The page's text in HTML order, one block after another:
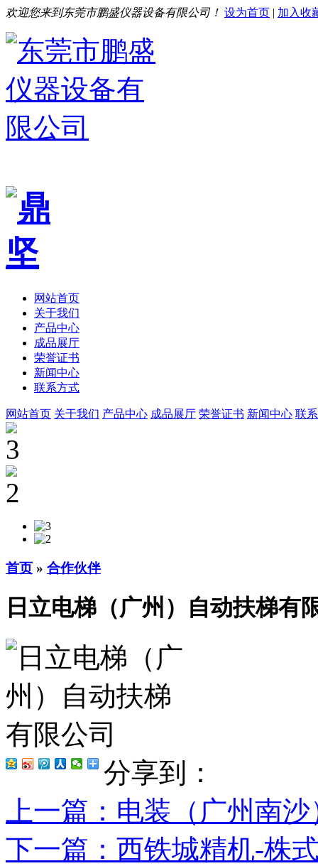
欢迎您来到东莞市鹏盛仪器设备有限公司！ 设为首页 | 加入收
网站首页
关于我们
产品中心
成品展厅
荣誉证书
新闻中心
联系方式
网站首页 关于我们 产品中心 成品展厅 荣誉证书 新闻中心 联
首页 » 合作伙伴
日立电梯（广州）自动扶梯有
分享到：
上一篇 ：电装（广州南
下一篇 ：西铁城精机-株